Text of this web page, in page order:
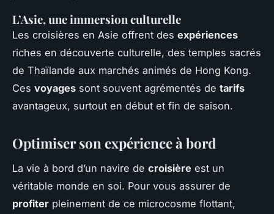
L’Asie, une immersion culturelle
Les croisières en Asie offrent des expériences
riches en découverte culturelle, des temples sacrés
de Thaïlande aux marchés animés de Hong Kong.
Ces voyages sont souvent agrémentés de tarifs
avantageux, surtout en début et fin de saison.
Optimiser son expérience à bord
La vie à bord d’un navire de croisière est un
véritable monde en soi. Pour vous assurer de
profiter pleinement de ce microcosme flottant,